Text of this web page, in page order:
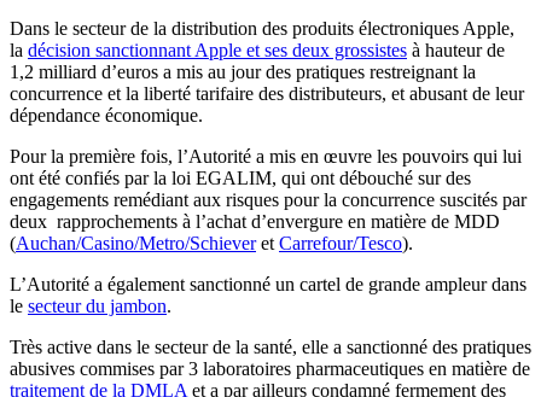
Dans le secteur de la distribution des produits électroniques Apple,
la décision sanctionnant Apple et ses deux grossistes à hauteur de
1,2 milliard d’euros a mis au jour des pratiques restreignant la
concurrence et la liberté tarifaire des distributeurs, et abusant de leur
dépendance économique.
Pour la première fois, l’Autorité a mis en œuvre les pouvoirs qui lui
ont été confiés par la loi EGALIM, qui ont débouché sur des
engagements remédiant aux risques pour la concurrence suscités par
deux rapprochements à l’achat d’envergure en matière de MDD
(Auchan/Casino/Metro/Schieveret Carrefour/Tesco).
L’Autorité a également sanctionné un cartel de grande ampleur dans
le secteur du jambon.
Très active dans le secteur de la santé, elle a sanctionné des pratiques
abusives commises par 3 laboratoires pharmaceutiques en matière de
traitement de la DMLA et a par ailleurs condamné fermement des